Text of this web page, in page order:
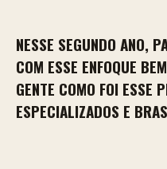
NESSE SEGUNDO ANO,
COM ESSE ENFOQUE
GENTE COMO FOI ESSE
ESPECIALIZADOS E